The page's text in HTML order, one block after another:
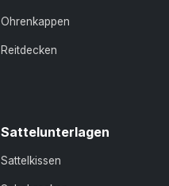
Ohrenkappen
Reitdecken
Sattelunterlagen
Sattelkissen